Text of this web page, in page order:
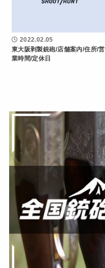
2022.02.05
東大阪剥製銃砲/店舗案内/住所/営
業時間/定休日